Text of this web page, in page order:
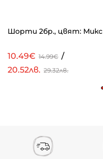
Шорти 2бр., цвят: Микс
10.49€ 14.99€ /
20.52лв. 29.32лв.